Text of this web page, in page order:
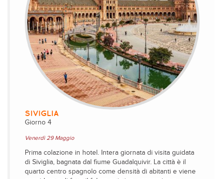
SIVIGLIA
Giorno 4
Venerdì 29 Maggio
Prima colazione in hotel. Intera giornata di visita guidata
di Siviglia, bagnata dal fiume Guadalquivir. La città è il
quarto centro spagnolo come densità di abitanti e viene